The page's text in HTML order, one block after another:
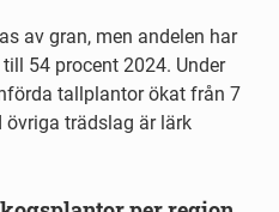
av gran, men andelen har
54 procent 2024. Under
tallplantor ökat från 7
övriga trädslag är lärk